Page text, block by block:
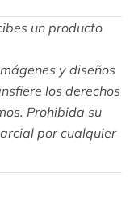
un producto
y diseños
los derechos
Prohibida su
por cualquier